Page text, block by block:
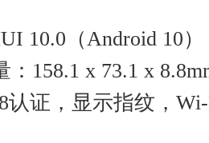
10.0 （Android 10）
：158.1 x 73.1 x
认证，显示指纹，